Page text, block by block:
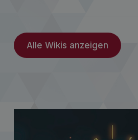
Alle Wikis anzeigen